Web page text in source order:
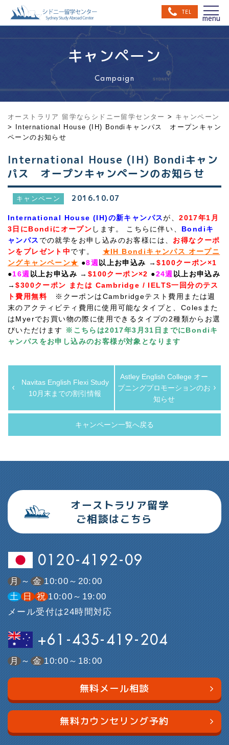
TEL
キャンペーン
Campaign
オーストラリア 留学ならシドニー留学センター > キャンペーン
>
International House (IH) Bondiキャンパス オープンキャン
ペーンのお知らせ
International House (IH) Bondiキャン
パス オープンキャンペーンのお知らせ
キャンペーン 2016.10.07
International House (IH)の新キャンパスが、2017年1月
3日にBondiにオープン します。 こちらに伴い、 Bondiキ
ャンパス での就学をお申し込みのお客様には、 お得なクーポ
ンをプレゼント中です。 ★IH Bondiキャンパス オープニ
ングキャンペーン★ ●8週 以上お申込み →$100クーポン×1
●16週 以上お申込み → $100クーポン×2 ●24週 以上お申込み
→$300クーポン または Cambridge / IELTS一回分のテス
ト費用無料 ※クーポンはCambridgeテスト費用または週
末のアクティビティ費用に使用可能なタイプと、Colesまた
はMyerでお買い物の際に使用できるタイプの2種類からお選
びいただけます
※こちらは2017年3月31日までにBondiキ
ャンパスをお申し込みのお客様が対象となります
Navitas English Flexi Study
10月末までの割引情報
キャンペーン一覧へ戻る
Astley English College オー
プニングプロモーションのお
知らせ
オーストラリア留学
ご相談はこちら
0120-4192-09
月 ～ 金 10:00～20:00
土
日 祝 10:00～19:00
メール受付は24時間対応
+61-435-419-204
月 ～ 金 10:00～18:00
無料メール相談
無料カウンセリング予約